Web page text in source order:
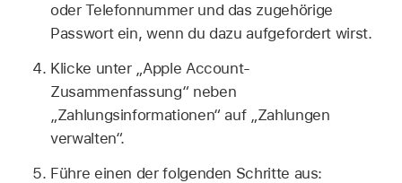
oder Telefonnummer und das zugehörige
Passwort ein, wenn du dazu aufgefordert wirst.
Klicke unter „Apple Account-
Zusammenfassung“ neben
„Zahlungsinformationen“ auf „Zahlungen
verwalten“.
Führe einen der folgenden Schritte aus: